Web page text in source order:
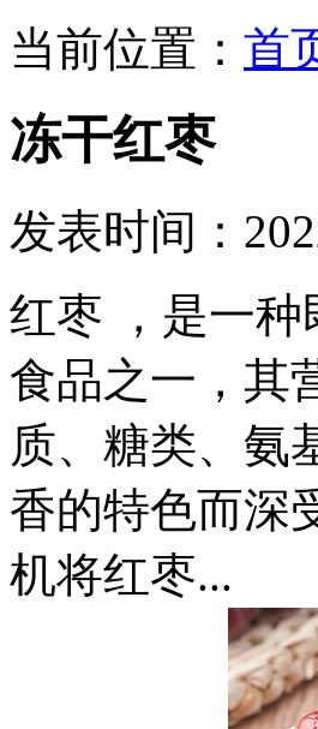
当前位置： 首
冻干红枣
发表时间：
红枣 ，是一
食品之一，​其
质、糖类、氨
香的特色而深
机将红枣...